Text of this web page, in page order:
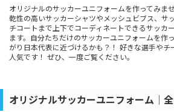
オリジナルのサッカーユニフォームを作ってみま
乾性の高いサッカーシャツやメッシュビブス、サ
チコートまで上下でコーディネートできるサッカ
ます。自分たちだけのサッカーユニフォームを作
がり日本代表に近づけるかも？！ 好きな選手やチ
人気です！ ぜひ、一度ご覧ください。
オリジナルサッカーユニフォーム│